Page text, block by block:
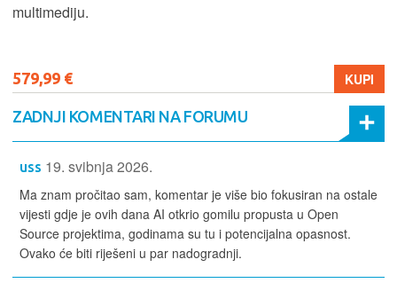
multimediju.
579,99 € KUPI
ZADNJI KOMENTARI NA FORUMU
uss 19. svibnja 2026.
Ma znam pročitao sam, komentar je više bio fokusiran na ostale
vijesti gdje je ovih dana AI otkrio gomilu propusta u Open
Source projektima, godinama su tu i potencijalna opasnost.
Ovako će biti riješeni u par nadogradnji.